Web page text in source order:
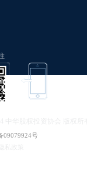
09079924号